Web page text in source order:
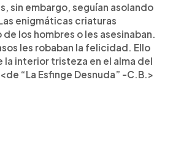
sin embargo, seguían asolando
enigmáticas criaturas
los hombres o les asesinaban.
les robaban la felicidad. Ello
la interior tristeza en el alma del
“La Esfinge Desnuda” -C.B.>